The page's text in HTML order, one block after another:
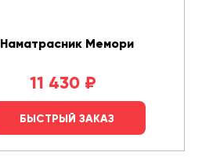
Наматрасник Мемори
11 430 ₽
БЫСТРЫЙ ЗАКАЗ